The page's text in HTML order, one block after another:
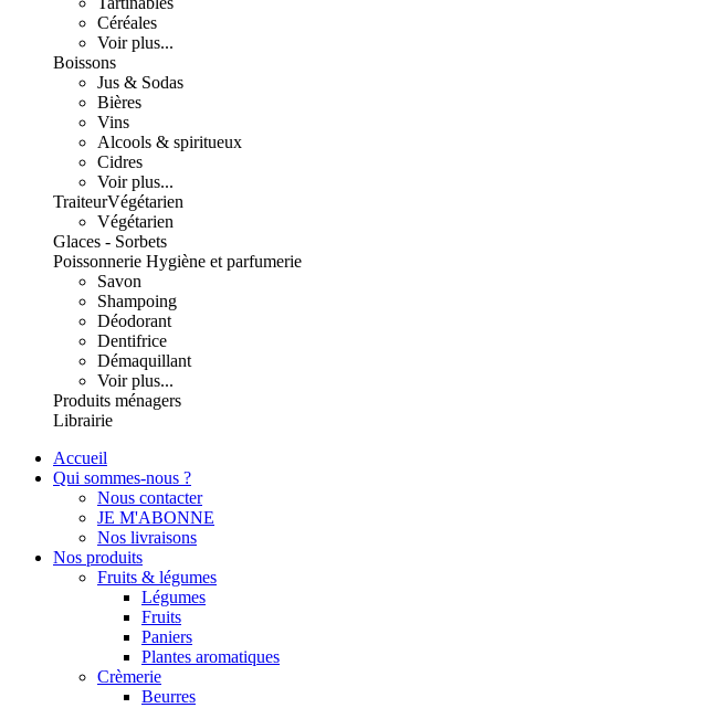
Céréales
Voir plus...
Boissons
Jus & Sodas
Bières
Vins
Alcools & spiritueux
Cidres
Voir plus...
TraiteurVégétarien
Végétarien
Glaces - Sorbets
Poissonnerie Hygiène et parfumerie
Savon
Shampoing
Déodorant
Dentifrice
Démaquillant
Voir plus...
Produits ménagers
Librairie
Accueil
Qui sommes-nous ?
Nous contacter
JE M'ABONNE
Nos livraisons
Nos produits
Fruits & légumes
Légumes
Fruits
Paniers
Plantes aromatiques
Crèmerie
Beurres